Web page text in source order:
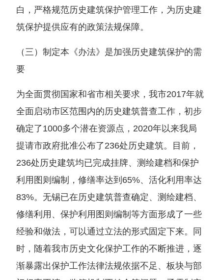
白，严格规范历史建筑保护管理工作，为历史建
筑保护提供应有的政策法规保障。
（三）制定本《办法》是加强历史建筑保护的需
要
为全面贯彻国家和省市相关要求，我市2017年就
全面启动市区范围内的历史建筑普查工作，初步
确定了1000多个潜在资源点，2020年以来我局
提请市政府批准公布了236处历史建筑。目前，
236处历史建筑均已完成挂牌、测绘建档和保护
利用图则编制，修缮率达到65%、活化利用率达
83%。无锡已在历史建筑普查确定、测绘建档、
修缮利用、保护利用图则编制等方面形成了一些
经验和做法，可以通过立法的形式固定下来。同
时，随着我市历史文化保护工作的不断推进，逐
渐暴露出保护工作法律法规依据不足、板块与部